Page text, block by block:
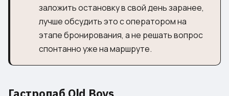
заложить остановку в свой день заранее,
лучше обсудить это с оператором на
этапе бронирования, а не решать вопрос
спонтанно уже на маршруте.